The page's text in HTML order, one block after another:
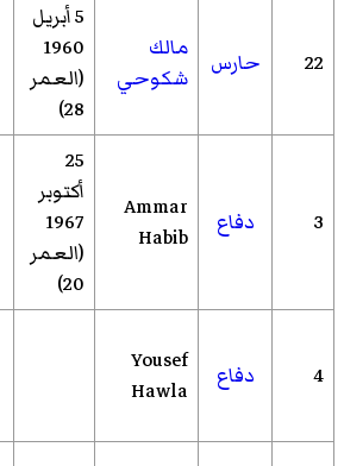
22 حارس
مالك
شكوحي
5 أبريل
1960
(العمر
28)
3 دفاع
Ammar
Habib
25
أكتوبر
1967
(العمر
20)
4 دفاع
Yousef
Hawla